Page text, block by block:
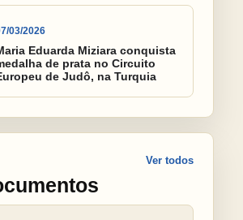
03/2026
Eduarda Miziara conquista
de prata no Circuito
de Judô, na Turquia
Ver todos